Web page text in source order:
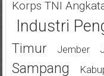
Korps TNI
Industri
Timur
Jember
Sampang